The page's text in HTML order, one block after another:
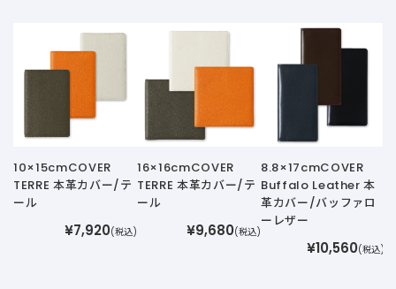
10×15cmCOVER
TERRE 本革カバー/テ
ール
¥7,920(税込)
16×16cmCOVER
TERRE 本革カバー/テ
ール
¥9,680(税込)
8.8×17cmCOVER
Buffalo Leather 本
革カバー/バッファロ
ーレザー
¥10,560(税込)